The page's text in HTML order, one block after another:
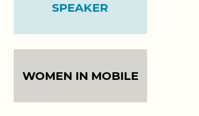
SPEAKER
WOMEN IN MOBILE